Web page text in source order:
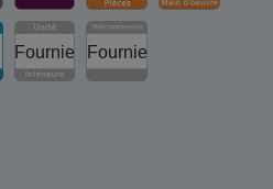
Fournie Fournie